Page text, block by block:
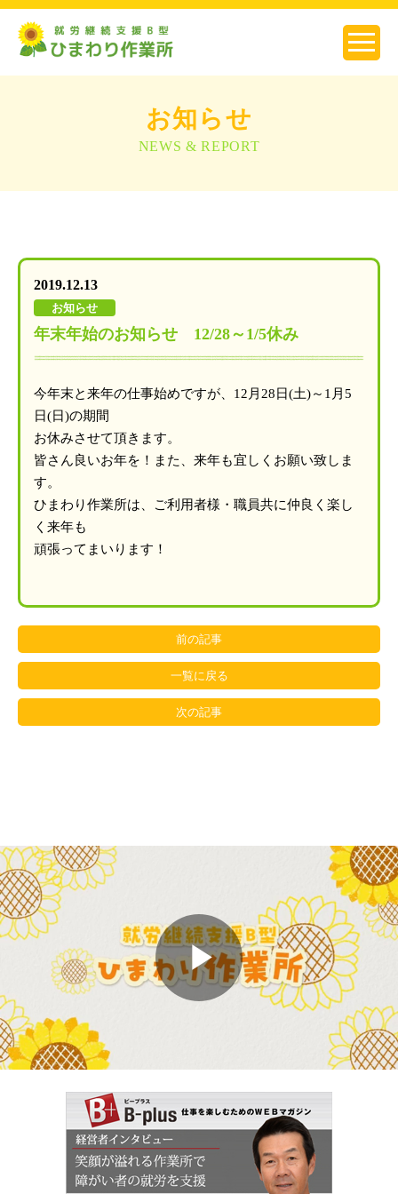
お知らせ
NEWS & REPORT
2019.12.13
お知らせ
年末年始のお知らせ 12/28～1/5休み
今年末と来年の仕事始めですが、12月28日(土)～1月5
日(日)の期間
お休みさせて頂きます。
皆さん良いお年を！また、来年も宜しくお願い致しま
す。
ひまわり作業所は、ご利用者様・職員共に仲良く楽し
く来年も
頑張ってまいります！
前の記事
一覧に戻る
次の記事
Play
Video